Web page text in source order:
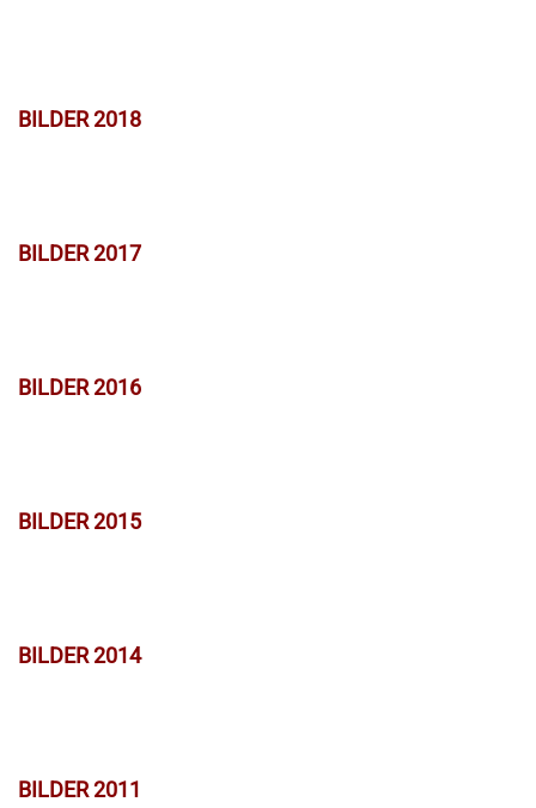
BILDER 2018
BILDER 2017
BILDER 2016
BILDER 2015
BILDER 2014
BILDER 2011